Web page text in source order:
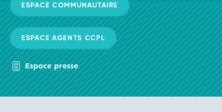
ESPACE COMMUNAUTAIRE
ESPACE AGENTS CCPL
Espace presse